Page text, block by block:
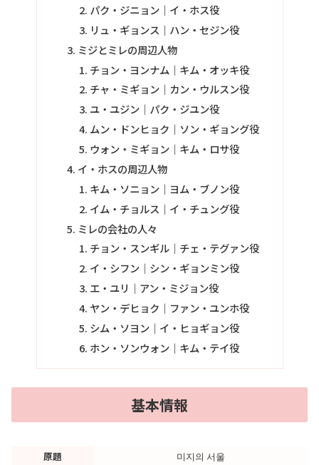
パク・ジニョン｜イ・ホス役
リュ・ギョンス｜ハン・セジン役
ミジとミレの周辺人物
チョン・ヨンナム｜キム・オッキ役
チャ・ミギョン｜カン・ウルスン役
ユ・ユジン｜パク・ジユン役
ムン・ドンヒョク｜ソン・ギョング役
ウォン・ミギョン｜キム・ロサ役
イ・ホスの周辺人物
キム・ソニョン｜ヨム・ブノン役
イム・チョルス｜イ・チュング役
ミレの会社の人々
チョン・スンギル｜チェ・テグァン役
イ・シフン｜シン・ギョンミン役
エ・ユリ｜アン・ミジョン役
ヤン・デヒョク｜ファン・ユンホ役
シム・ソヨン｜イ・ヒョギョン役
ホン・ソンウォン｜キム・テイ役
基本情報
原題
미지의 서울